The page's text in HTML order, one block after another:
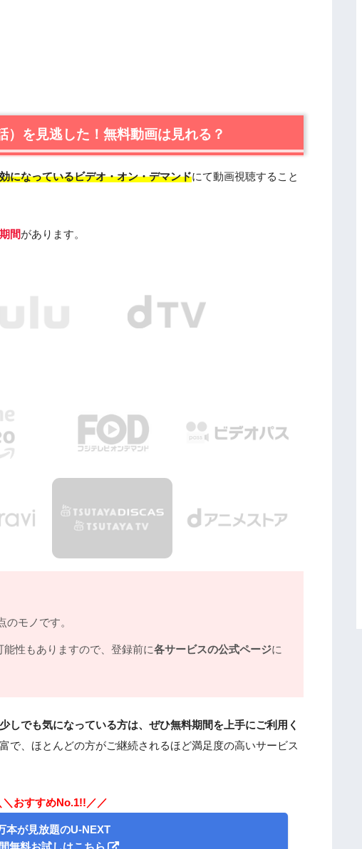
）を見逃した！無料動画は見れる？
になっているビデオ・オン・デマンドにて動画視聴すること
間があります。
モノです。
性もありますので、登録前に各サービスの公式ページに
しでも気になっている方は、ぜひ無料期間を上手にご利用く
で、ほとんどの方がご継続されるほど満足度の高いサービス
＼おすすめNo.1!!／／
本が見放題のU-NEXT
無料お試しはこちら